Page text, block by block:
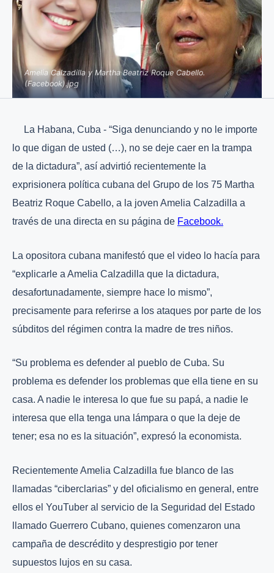
Amelia Calzadilla y Martha Beatriz Roque Cabello.
(Facebook).jpg
La Habana, Cuba - “Siga denunciando y no le importe
lo que digan de usted (…), no se deje caer en la trampa
de la dictadura”, así advirtió recientemente la
exprisionera política cubana del Grupo de los 75 Martha
Beatriz Roque Cabello, a la joven Amelia Calzadilla a
través de una directa en su página de Facebook.
La opositora cubana manifestó que el video lo hacía para
“explicarle a Amelia Calzadilla que la dictadura,
desafortunadamente, siempre hace lo mismo”,
precisamente para referirse a los ataques por parte de los
súbditos del régimen contra la madre de tres niños.
“Su problema es defender al pueblo de Cuba. Su
problema es defender los problemas que ella tiene en su
casa. A nadie le interesa lo que fue su papá, a nadie le
interesa que ella tenga una lámpara o que la deje de
tener; esa no es la situación”, expresó la economista.
Recientemente Amelia Calzadilla fue blanco de las
llamadas “ciberclarias” y del oficialismo en general, entre
ellos el YouTuber al servicio de la Seguridad del Estado
llamado Guerrero Cubano, quienes comenzaron una
campaña de descrédito y desprestigio por tener
supuestos lujos en su casa.